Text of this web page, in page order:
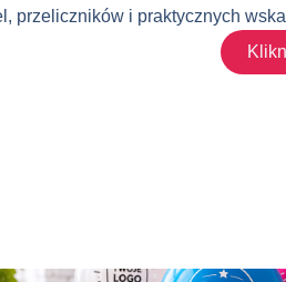
przeliczników i praktycznych